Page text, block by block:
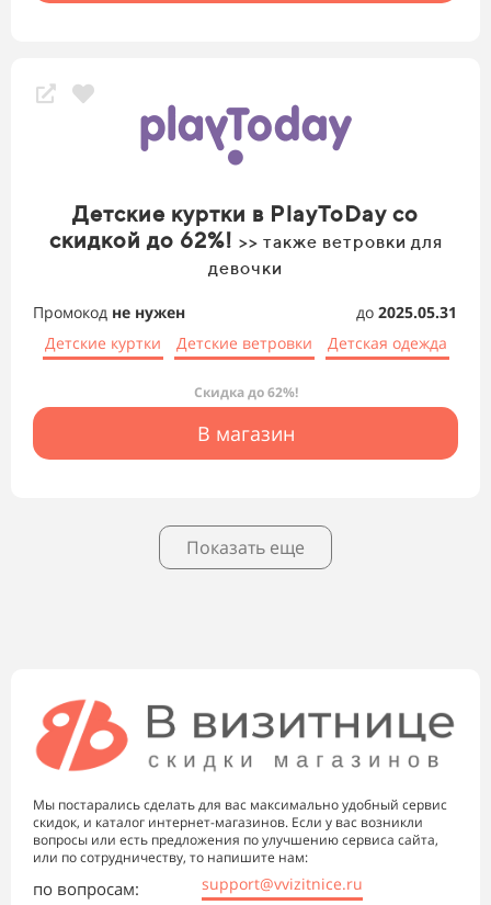
Детские куртки в PlayToDay со
скидкой до 62%! >> также ветровки для
девочки
Промокод не нужен до 2025.05.31
Детские куртки
Детские ветровки Детская одежда
Скидка до 62%!
В магазин
Показать еще
Мы постарались сделать для вас максимально удобный сервис
скидок, и каталог интернет-магазинов. Если у вас возникли
вопросы или есть предложения по улучшению сервиса сайта,
или по сотрудничеству, то напишите нам:
по вопросам: support@vvizitnice.ru